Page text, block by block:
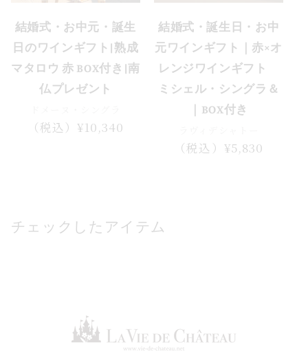
結婚式・お中元・誕生
日のワインギフト|熟成
マタロウ 赤 BOX付き|南
仏プレゼント
通（税込）¥10,340
結婚式・誕生日・お中
元ワインギフト｜赤×オ
レンジワインギフト
ミシェル・シングラ＆
｜BOX付き
通（税込）¥5,830
チェックしたアイテム